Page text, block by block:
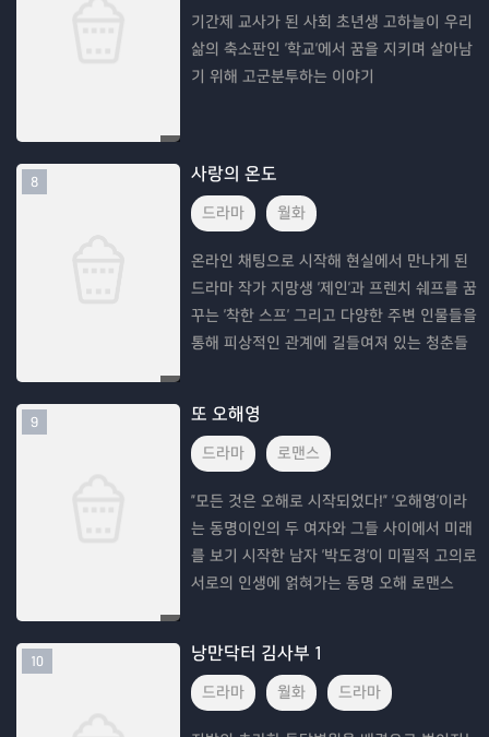
기간제 교사가 된 사회 초년생 고하늘이 우리
삶의 축소판인 '학교'에서 꿈을 지키며 살아남
기 위해 고군분투하는 이야기
8 사랑의 온도
드라마 월화
온라인 채팅으로 시작해 현실에서 만나게 된
드라마 작가 지망생 '제인'과 프렌치 쉐프를 꿈
꾸는 '착한 스프' 그리고 다양한 주변 인물들을
통해 피상적인 관계에 길들여져 있는 청춘들
9 또 오해영
드라마 로맨스
"모든 것은 오해로 시작되었다!" '오해영'이라
는 동명이인의 두 여자와 그들 사이에서 미래
를 보기 시작한 남자 '박도경'이 미필적 고의로
서로의 인생에 얽혀가는 동명 오해 로맨스
10 낭만닥터 김사부 1
드라마 월화 드라마